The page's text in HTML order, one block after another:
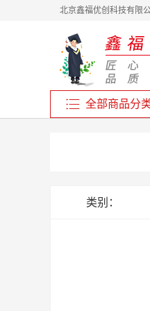
北京鑫福优创科技有限
全部商品分
类别：